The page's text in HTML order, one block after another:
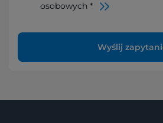
osobowych *
Wyślij